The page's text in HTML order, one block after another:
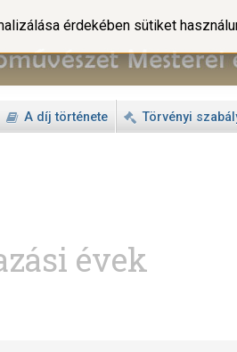
A díj története Törvényi
érdekében sütiket
évek